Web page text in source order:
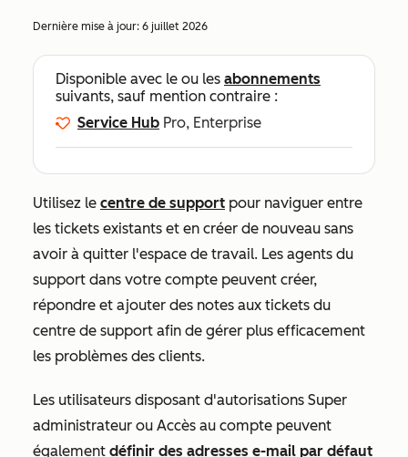
Dernière mise à jour: 6 juillet 2026
Disponible avec le ou les abonnements
suivants, sauf mention contraire :
Service Hub Pro, Enterprise
Utilisez le centre de support pour naviguer entre
les tickets existants et en créer de nouveau sans
avoir à quitter l'espace de travail. Les agents du
support dans votre compte peuvent créer,
répondre et ajouter des notes aux tickets du
centre de support afin de gérer plus efficacement
les problèmes des clients.
Les utilisateurs disposant d'autorisations Super
administrateur ou Accès au compte peuvent
également définir des adresses e-mail par défaut